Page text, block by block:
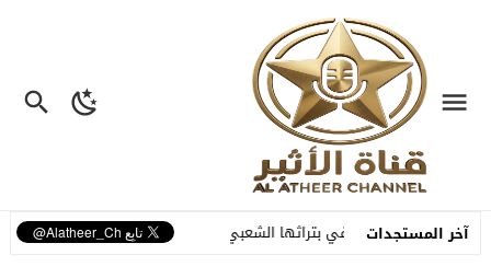
آخر المستجدات
بتراثها الشعبي في افتتاح الدورة الـ55 للمهرجان الوطني للفنون الشعبية